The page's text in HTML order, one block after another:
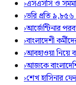
›এসএসসি ও
›ভরি প্রতি ৯,৮৫৬
›আর্জেন্টিনার
›বাংলাদেশী
›আবহাওয়া নিয়ে
›আজকে
›শেখ হাসিনার